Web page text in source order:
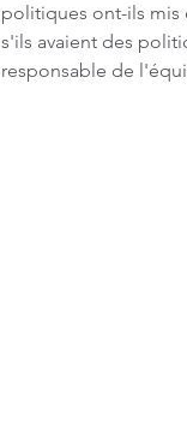
politiques ont-ils mis
s'ils avaient des
responsable de